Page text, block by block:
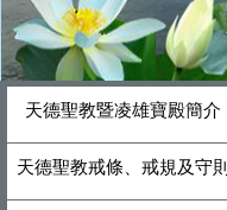
天德聖教暨凌雄寶殿簡介
天德聖教戒條、戒規及守則